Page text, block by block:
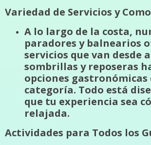
Variedad de Servicios y
A lo largo de la costa,
paradores y balnearios
servicios que van desde
sombrillas y reposeras
opciones
categoría. Todo está
que tu experiencia sea
relajada.
Actividades para Todos los